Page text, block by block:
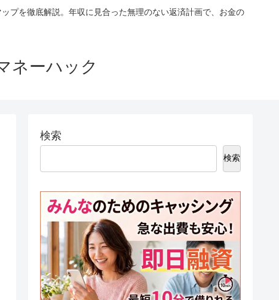
プを徹底解説。年収に見合った無理のない返済計画で、お金の
ネーハック
検索
検索